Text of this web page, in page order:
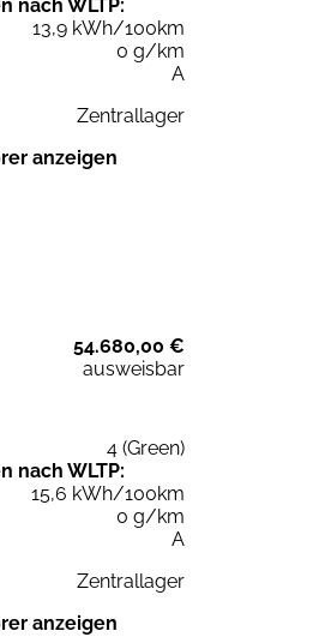
nach WLTP:
13,9 kWh/100km
0 g/km
A
Zentrallager
anzeigen
54.680,00 €
ausweisbar
4 (Green)
nach WLTP:
15,6 kWh/100km
0 g/km
A
Zentrallager
anzeigen